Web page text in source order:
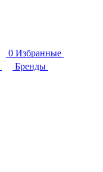
0 Избранные
Бренды